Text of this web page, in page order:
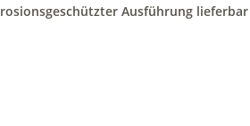
Ausführung lieferbar